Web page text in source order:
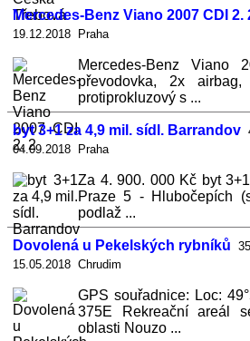
Mercedes-Benz Viano 2007 CDI 2.
19.12.2018 Praha
Mercedes-Benz
převodovka, 2x
protiprokluzový s ...
byt 3+1 za 4,9 mil. sídl. Barrandov
04.09.2018 Praha
Za 4. 900. 000 Kč byt
Praze 5 - Hlubočepích
podlaž ...
Dovolená u Pekelských rybníků
15.05.2018 Chrudim
GPS souřadnice: Loc:
375E Rekreační areál
oblasti Nouzo ...